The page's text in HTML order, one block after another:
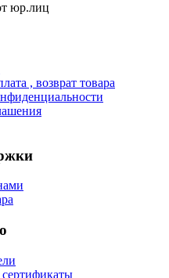
юр.лиц
, возврат товара